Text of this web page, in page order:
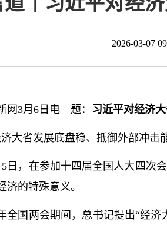
2026-03-07
网3月6日电 题： 习近平对经济
济大省发展底盘稳、抵御外部冲击
5日，在参加十四届全国人大四次
济的特殊意义。
全国两会期间， 总书记提出“经济